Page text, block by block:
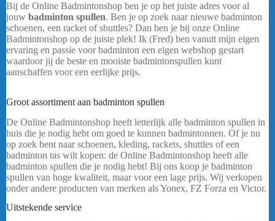
Bij de Online Badmintonshop ben je op het juiste adres voor al
jouw badminton spullen. Ben je op zoek naar nieuwe badminton
schoenen, een racket of shuttles? Dan ben je bij onze Online
Badmintonshop op de juiste plek! Ik (Fred) ben vanuit mijn eigen
ervaring en passie voor badminton een eigen webshop gestart
waardoor jij de beste en mooiste badmintonspullen kunt
aanschaffen voor een eerlijke prijs.
Groot assortiment aan badminton spullen
De Online Badmintonshop heeft letterlijk alle badminton spullen in
huis die je nodig hebt om goed te kunnen badmintonnen. Of je nu
op zoek bent naar schoenen, kleding, rackets, shuttles of een
badminton tas wilt kopen: de Online Badmintonshop heeft alle
badminton spullen die je nodig hebt! Bij ons koop je badminton
spullen van hoge kwaliteit, maar voor een lage prijs. Wij verkopen
onder andere producten van merken als Yonex, FZ Forza en Victor.
Uitstekende service